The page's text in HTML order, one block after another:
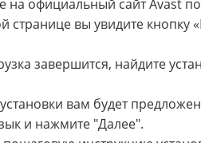
на официальный сайт Avast
странице вы увидите кнопку
завершится, найдите
вам будет
и нажмите "Далее".